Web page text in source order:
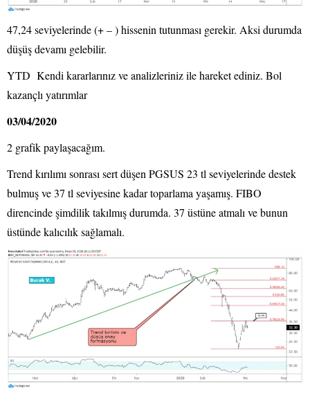
47,24 seviyelerinde (+ – ) hissenin tutunması gerekir. Aksi durumda
düşüş devamı gelebilir.
YTD Kendi kararlarınız ve analizleriniz ile hareket ediniz. Bol
kazançlı yatırımlar
03/04/2020
2 grafik paylaşacağım.
Trend kırılımı sonrası sert düşen PGSUS 23 tl seviyelerinde destek
bulmuş ve 37 tl seviyesine kadar toparlama yaşamış. FIBO
direncinde şimdilik takılmış durumda. 37 üstüne atmalı ve bunun
üstünde kalıcılık sağlamalı.